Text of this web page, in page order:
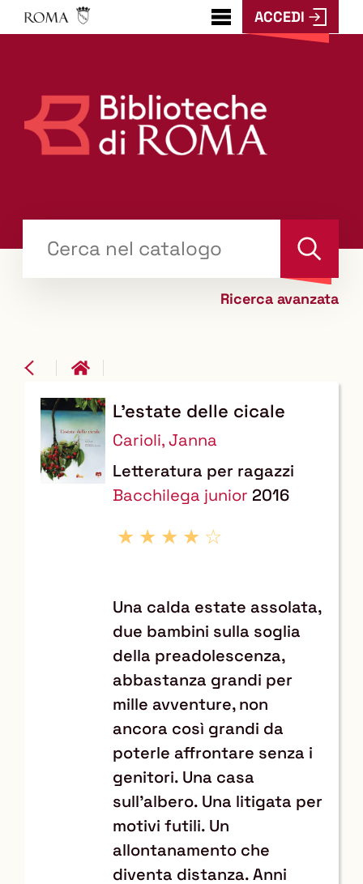
???
menu.button???
ACCEDI
il tuo libro "Catalogo"
Cerca
Ricerca avanzata
Dettaglio
del
documento
L'estate delle cicale
Carioli, Janna
Letteratura per ragazzi
Bacchilega junior 2016
Una calda estate assolata,
due bambini sulla soglia
della preadolescenza,
abbastanza grandi per
mille avventure, non
ancora così grandi da
poterle affrontare senza i
genitori. Una casa
sull'albero. Una litigata per
motivi futili. Un
allontanamento che
diventa distanza. Anni